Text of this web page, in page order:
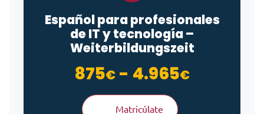
Español para profesionales
de IT y tecnología –
Weiterbildungszeit
875€ - 4.965€Rango
Matricúlate